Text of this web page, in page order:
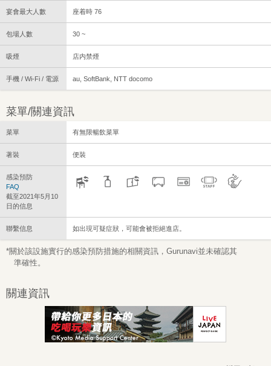
宴會最大人數 座着時 76
包場人數 30 ~
吸煙 店内禁煙
手機 / Wi-Fi / 電源 au, SoftBank, NTT docomo
菜單/關連資訊
菜單 有無限暢飲菜單
著裝 便裝
感染預防
FAQ
截至2021年5月10
日的信息
聯繫信息 如出現可疑症狀，可能會被拒絕進店。
*關於該設施實行的感染預防措施的相關資訊，Gurunavi並未確認其
準確性。
關連資訊